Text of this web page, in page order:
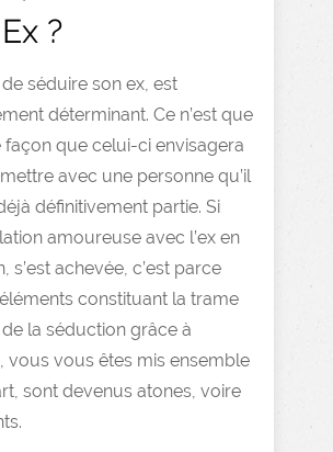
?
de séduire son ex, est
déterminant. Ce n’est que
façon que celui-ci envisagera
avec une personne qu’il
définitivement partie. Si
amoureuse avec l’ex en
s’est achevée, c’est parce
constituant la trame
la séduction grâce à
vous vous êtes mis ensemble
sont devenus atones, voire